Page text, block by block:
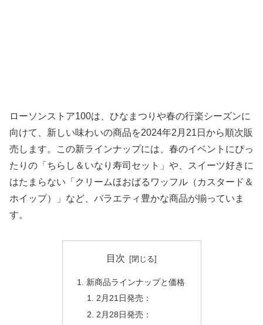
ローソンストア100は、ひなまつりや春の行楽シーズンに
向けて、新しい味わいの商品を2024年2月21日から順次販
売します。この新ラインナップには、春のイベントにぴっ
たりの「ちらし＆いなり寿司セット」や、スイーツ好きに
はたまらない「クリームほおばるワッフル（カスタード＆
ホイップ）」など、バラエティ豊かな商品が揃っていま
す。
目次
新商品ラインナップと価格
2月21日発売：
2月28日発売：